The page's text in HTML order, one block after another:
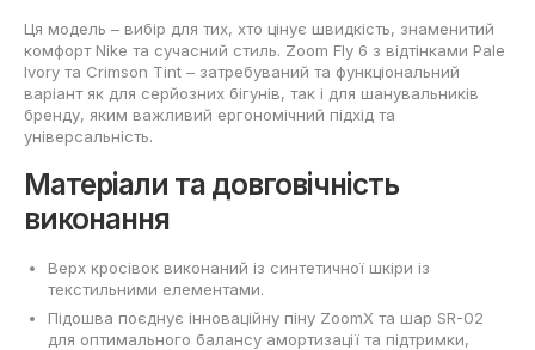
Ця модель – вибір для тих, хто цінує швидкість, знаменитий
комфорт Nike та сучасний стиль. Zoom Fly 6 з відтінками Pale
Ivory та Crimson Tint – затребуваний та функціональний
варіант як для серйозних бігунів, так і для шанувальників
бренду, яким важливий ергономічний підхід та
універсальність.
Матеріали та довговічність
виконання
Верх кросівок виконаний із синтетичної шкіри із
текстильними елементами.
Підошва поєднує інноваційну піну ZoomX та шар SR-02
для оптимального балансу амортизації та підтримки,